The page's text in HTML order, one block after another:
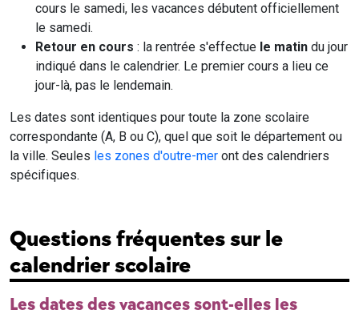
cours le samedi, les vacances débutent officiellement
le samedi.
Retour en cours : la rentrée s'effectue le matin du jour
indiqué dans le calendrier. Le premier cours a lieu ce
jour-là, pas le lendemain.
Les dates sont identiques pour toute la zone scolaire
correspondante (A, B ou C), quel que soit le département ou
la ville. Seules les zones d'outre-mer ont des calendriers
spécifiques.
Questions fréquentes sur le
calendrier scolaire
Les dates des vacances sont-elles les